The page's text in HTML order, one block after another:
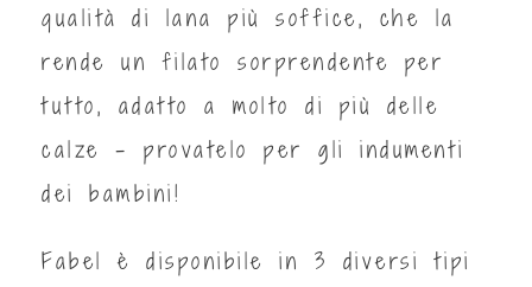
qualità di lana più soffice, che la
rende un filato sorprendente per
tutto, adatto a molto di più delle
calze – provatelo per gli indumenti
dei bambini!
Fabel è disponibile in 3 diversi tipi